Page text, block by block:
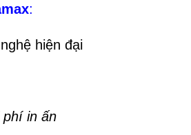
:
hiện đại
phí in ấn